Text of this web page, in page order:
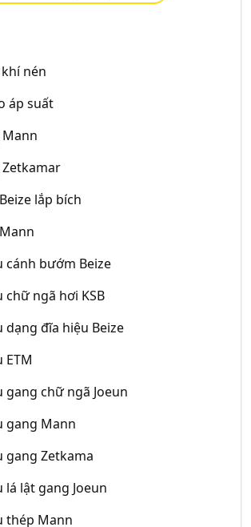
nén
áp suất
Mann
Zetkamar
lắp bích
cánh bướm Beize
chữ ngã hơi KSB
dạng đĩa hiệu Beize
ETM
gang chữ ngã Joeun
gang Mann
gang Zetkama
lá lật gang Joeun
thép Mann